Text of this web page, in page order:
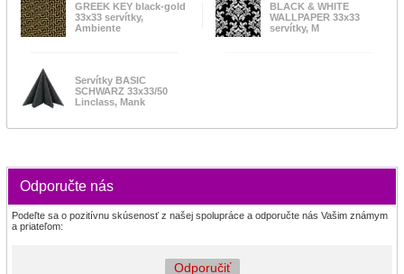
GREEK KEY black-gold
33x33 servítky,
Ambiente
BLACK & WHITE
WALLPAPER 33x33
servítky, M
Servítky BASIC
SCHWARZ 33x33/50
Linclass, Mank
Odporučte nás
Podeľte sa o pozitívnu skúsenosť z našej spolupráce a odporučte nás Vašim známym
a priateľom:
Odporučiť